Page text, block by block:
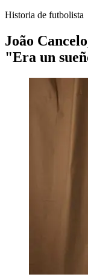
Historia de futbolista
João
"Era un